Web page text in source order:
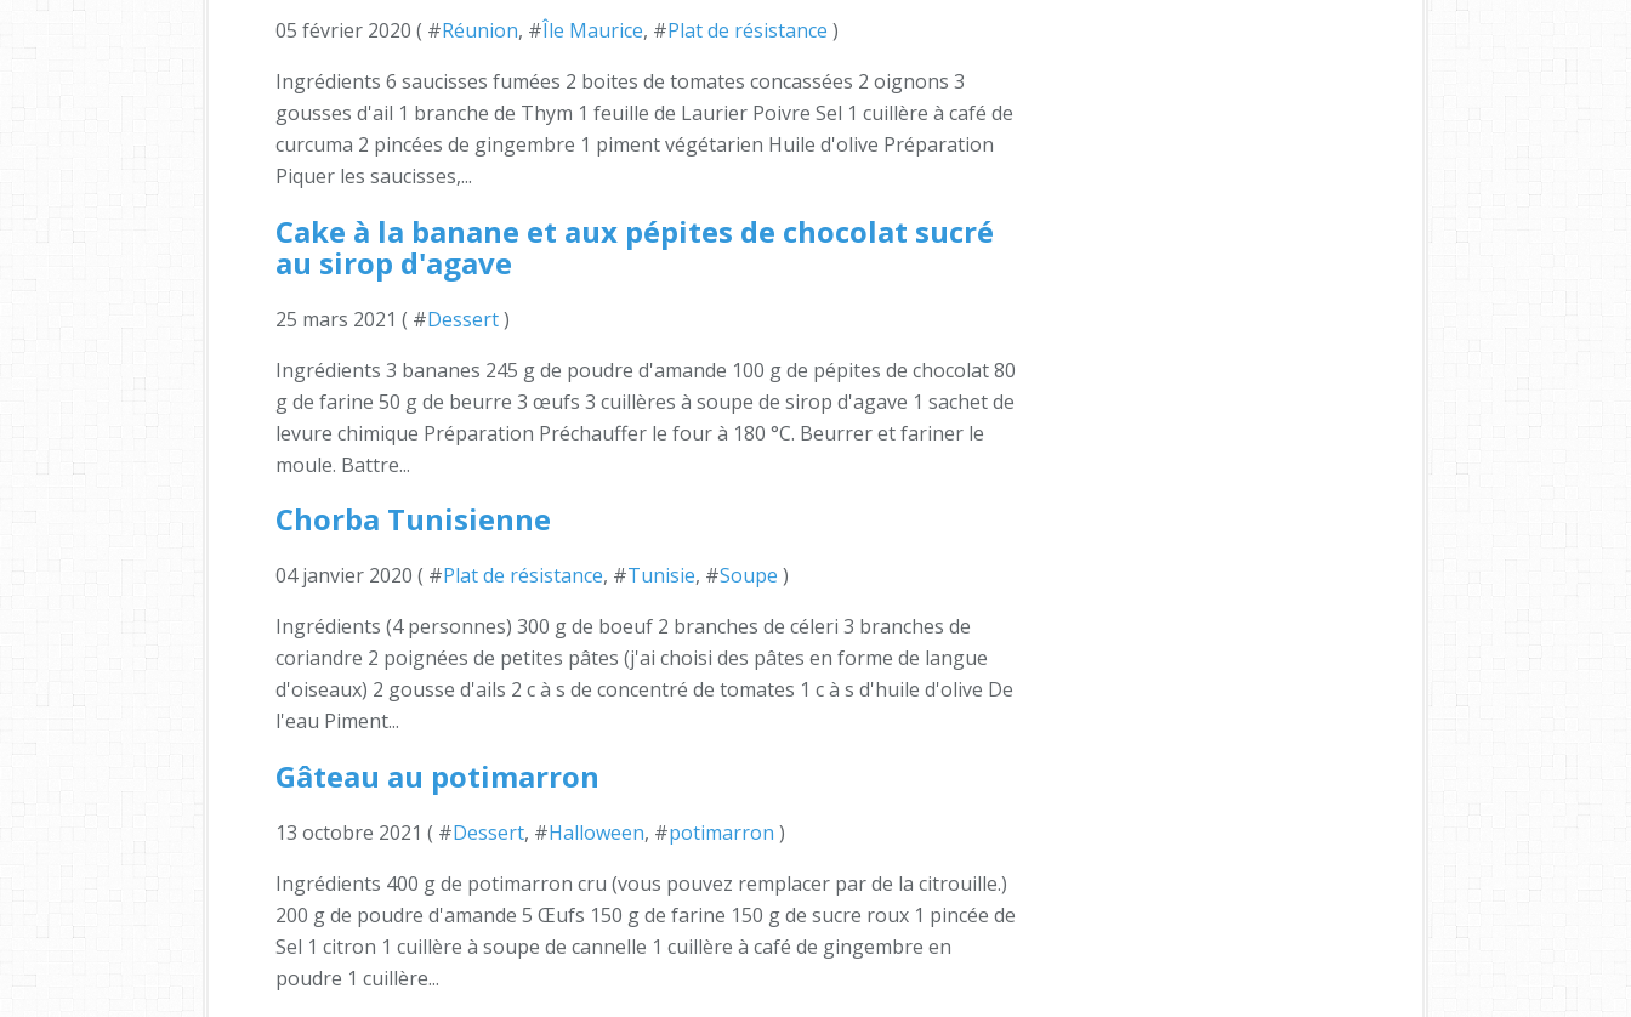
05 février 2020 ( #Réunion, #Île Maurice, #Plat de résistance )
Ingrédients 6 saucisses fumées 2 boites de tomates concassées 2 oignons 3
gousses d'ail 1 branche de Thym 1 feuille de Laurier Poivre Sel 1 cuillère à café de
curcuma 2 pincées de gingembre 1 piment végétarien Huile d'olive Préparation
Piquer les saucisses,...
Cake à la banane et aux pépites de chocolat sucré
au sirop d'agave
25 mars 2021 ( #Dessert)
Ingrédients 3 bananes 245 g de poudre d'amande 100 g de pépites de chocolat 80
g de farine 50 g de beurre 3 œufs 3 cuillères à soupe de sirop d'agave 1 sachet de
levure chimique Préparation Préchauffer le four à 180 °C. Beurrer et fariner le
moule. Battre...
Chorba Tunisienne
04 janvier 2020 ( #Plat de résistance, #Tunisie, #Soupe )
Ingrédients (4 personnes) 300 g de boeuf 2 branches de céleri 3 branches de
coriandre 2 poignées de petites pâtes (j'ai choisi des pâtes en forme de langue
d'oiseaux) 2 gousse d'ails 2 c à s de concentré de tomates 1 c à s d'huile d'olive De
l'eau Piment...
Gâteau au potimarron
13 octobre 2021 ( #Dessert, #Halloween, #potimarron )
Ingrédients 400 g de potimarron cru (vous pouvez remplacer par de la citrouille.)
200 g de poudre d'amande 5 Œufs 150 g de farine 150 g de sucre roux 1 pincée de
Sel 1 citron 1 cuillère à soupe de cannelle 1 cuillère à café de gingembre en
poudre 1 cuillère...